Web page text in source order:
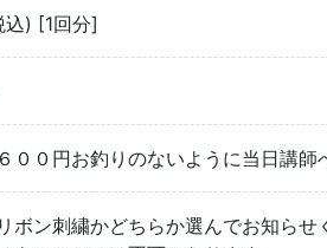
) [1回分]
００円お釣りのないように当日講師
ボン刺繍かどちらか選んでお知ら